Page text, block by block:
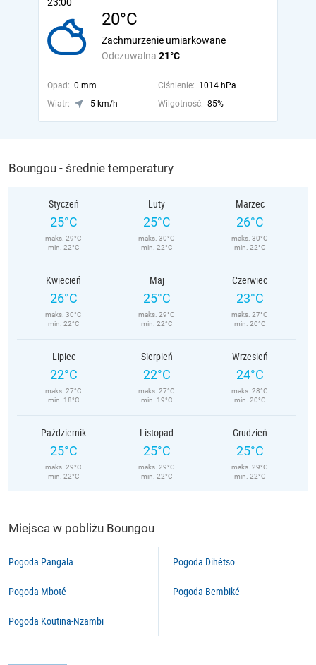
20°C
Odczuwalna 21°C
Zachmurzenie umiarkowane
Opad: 0 mm Ciśnienie: 1014 hPa
Wiatr:
5 km/h Wilgotność: 85%
Boungou - średnie temperatury
Styczeń
25°C
maks. 29°C
min. 22°C
Luty
25°C
maks. 30°C
min. 22°C
Marzec
26°C
maks. 30°C
min. 22°C
Kwiecień
26°C
maks. 30°C
min. 22°C
Maj
25°C
maks. 29°C
min. 22°C
Czerwiec
23°C
maks. 27°C
min. 20°C
Lipiec
22°C
maks. 27°C
min. 18°C
Sierpień
22°C
maks. 27°C
min. 19°C
Wrzesień
24°C
maks. 28°C
min. 20°C
Październik
25°C
maks. 29°C
min. 22°C
Listopad
25°C
maks. 29°C
min. 22°C
Grudzień
25°C
maks. 29°C
min. 22°C
Miejsca w pobliżu Boungou
Pogoda Pangala
Pogoda Mboté
Pogoda Koutina-Nzambi
Pogoda Dihétso
Pogoda Bembiké